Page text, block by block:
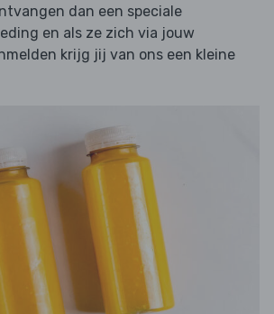
dan een speciale
en als ze zich via jouw
krijg jij van ons een kleine